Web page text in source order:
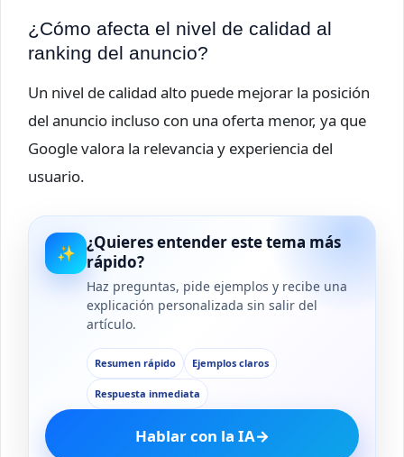
¿Cómo afecta el nivel de calidad al
ranking del anuncio?
Un nivel de calidad alto puede mejorar la posición
del anuncio incluso con una oferta menor, ya que
Google valora la relevancia y experiencia del
usuario.
✨
¿Quieres entender este tema más
rápido?
Haz preguntas, pide ejemplos y recibe una
explicación personalizada sin salir del
artículo.
Resumen rápido Ejemplos claros
Respuesta inmediata
Hablar con la IA→